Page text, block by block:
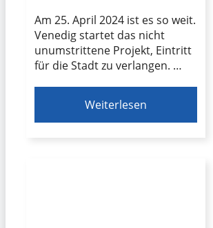
Am 25. April 2024 ist es so weit.
Venedig startet das nicht
unumstrittene Projekt, Eintritt
für die Stadt zu verlangen. …
Weiterlesen